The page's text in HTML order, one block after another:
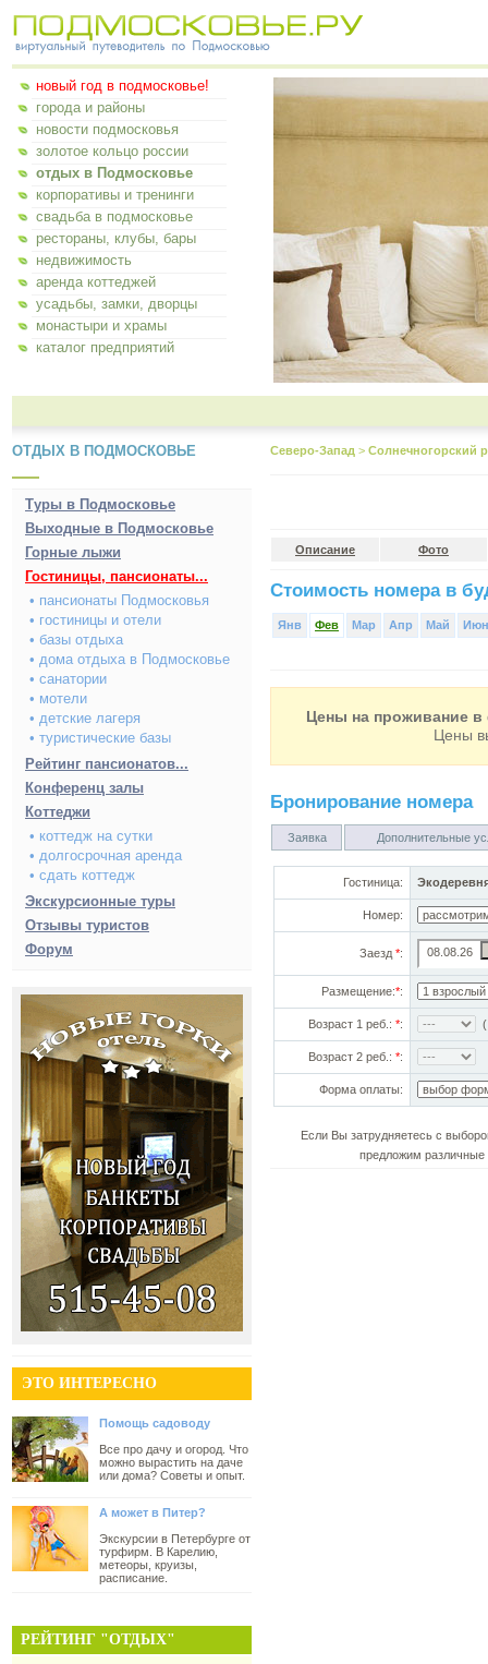
новый год в подмосковье!
города и районы
новости подмосковья
золотое кольцо россии
отдых в Подмосковье
корпоративы и тренинги
свадьба в подмосковье
рестораны, клубы, бары
недвижимость
аренда коттеджей
усадьбы, замки, дворцы
монастыри и храмы
каталог предприятий
ОТДЫХ В ПОДМОСКОВЬЕ
Туры в Подмосковье
Выходные в Подмосковье
Горные лыжи
Гостиницы, пансионаты...
• пансионаты Подмосковья
• гостиницы и отели
• базы отдыха
• дома отдыха в Подмосковье
• санатории
• мотели
• детские лагеря
• туристические базы
Рейтинг пансионатов...
Конференц залы
Коттеджи
• коттедж на сутки
• долгосрочная аренда
• сдать коттедж
Экскурсионные туры
Отзывы туристов
Форум
ЭТО ИНТЕРЕСНО
Помощь садоводу
Все про дачу и огород. Что
можно вырастить на даче
или дома? Советы и опыт.
А может в Питер?
Экскурсии в Петербурге от
турфирм. В Карелию,
метеоры, круизы,
расписание.
РЕЙТИНГ "ОТДЫХ"
Северо-Запад > Солнечногорский
Описание Фото
Стоимость номера в
Янв Фев Мар Апр Май Июн
Цены на проживание в
Цены
Бронирование номера
Заявка Дополнительные
Гостиница:
Номер:
Заезд *:
Размещение:*:
Возраст 1 реб.: *:
Возраст 2 реб.: *:
Форма оплаты:
Если Вы затрудняетесь с
предложим различные